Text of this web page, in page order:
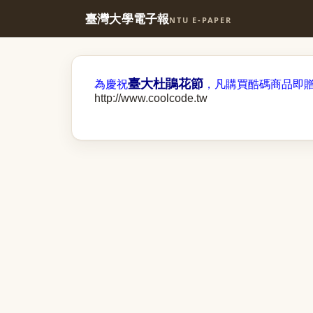
臺灣大學電子報NTU E-PAPER
為慶祝臺大杜鵑花節 ，凡購買酷碼商品即
http://www.coolcode.tw